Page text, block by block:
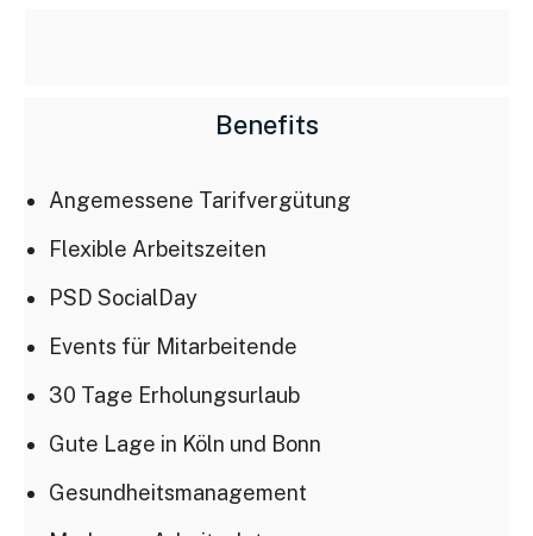
Artikel auf BANKINGCLUB.de und über aktuelle Events. Für die
Benefits
Angemessene Tarifvergütung
Flexible Arbeitszeiten
PSD SocialDay
Events für Mitarbeitende
30 Tage Erholungsurlaub
Gute Lage in Köln und Bonn
Gesundheitsmanagement